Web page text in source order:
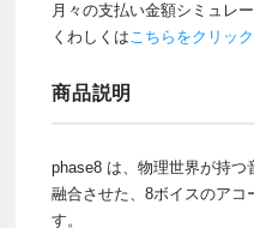
月々の支払い金額シミュレ
くわしくは こちらをクリック
商品説明
phase8 は、物理世界が持つ
融合させた、8ボイスのア
す。